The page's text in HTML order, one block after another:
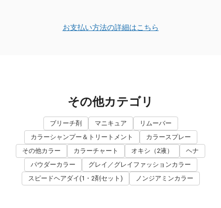
お支払い方法の詳細はこちら
その他カテゴリ
ブリーチ剤 マニキュア
リムーバー
カラーシャンプー＆トリートメント
カラースプレー
その他カラー
カラーチャート オキシ（2液）
ヘナ
パウダーカラー
グレイ／グレイファッションカラー
スピードヘアダイ(1・2剤セット)
ノンジアミンカラー